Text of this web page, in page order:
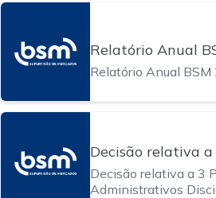
Relatório Anual
Relatório Anual BSM
Decisão relativa a
Administrativos
encerrados
Decisão relativa a 3
Administrativos